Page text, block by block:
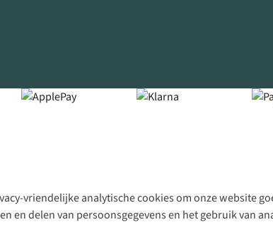
vriendelijke analytische cookies om onze website
en delen van persoonsgegevens en het gebruik van